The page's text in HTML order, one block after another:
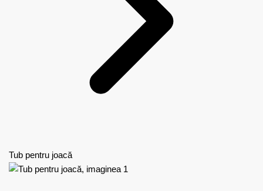
Tub pentru joacă